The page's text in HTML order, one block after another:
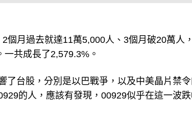
個月過去就達11萬5,000人、3個月破20萬人
共成長了2,579.3%。
了台股，分別是以巴戰爭，以及中美晶片禁
的人，應該有發現，00929似乎在這一波